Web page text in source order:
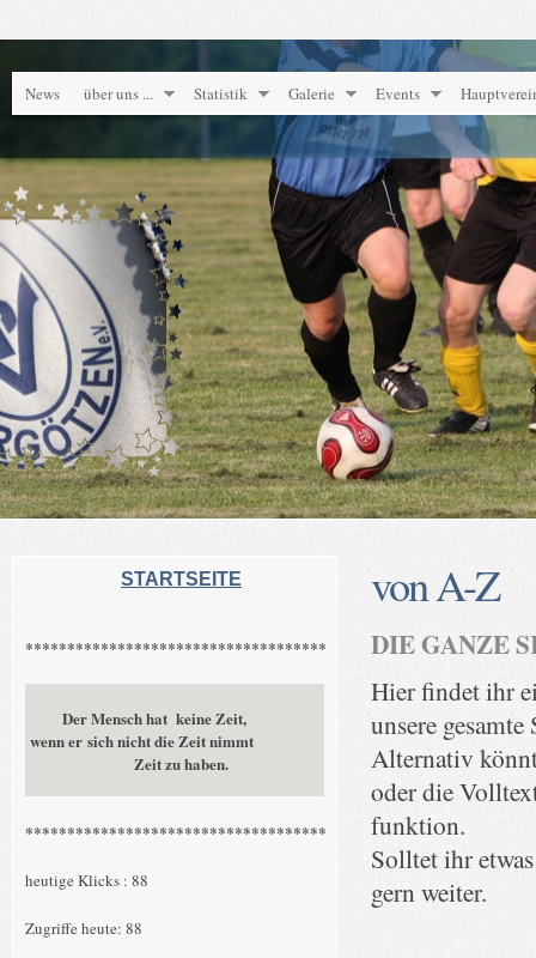
News über uns ... Statistik Galerie Events
von A-Z
DIE GANZE
Hier findet ihr
unsere gesamte
Alternativ
oder die
funktion.
Solltet ihr
gern weiter.
STARTSEITE
************************************
Der Mensch hat keine Zeit,
wenn er sich nicht die Zeit nimmt
Zeit zu haben.
************************************
heutige Klicks : 88
Zugriffe heute: 88